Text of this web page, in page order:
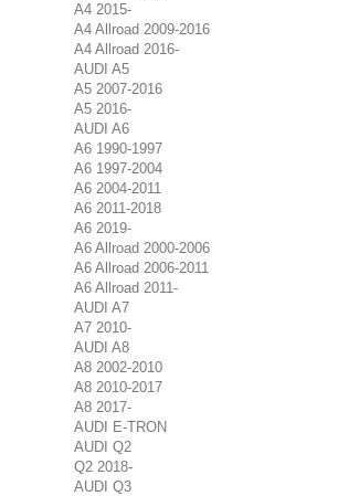
A4 2015-
A4 Allroad 2009-2016
A4 Allroad 2016-
AUDI A5
A5 2007-2016
A5 2016-
AUDI A6
A6 1990-1997
A6 1997-2004
A6 2004-2011
A6 2011-2018
A6 2019-
A6 Allroad 2000-2006
A6 Allroad 2006-2011
A6 Allroad 2011-
AUDI A7
A7 2010-
AUDI A8
A8 2002-2010
A8 2010-2017
A8 2017-
AUDI E-TRON
AUDI Q2
Q2 2018-
AUDI Q3